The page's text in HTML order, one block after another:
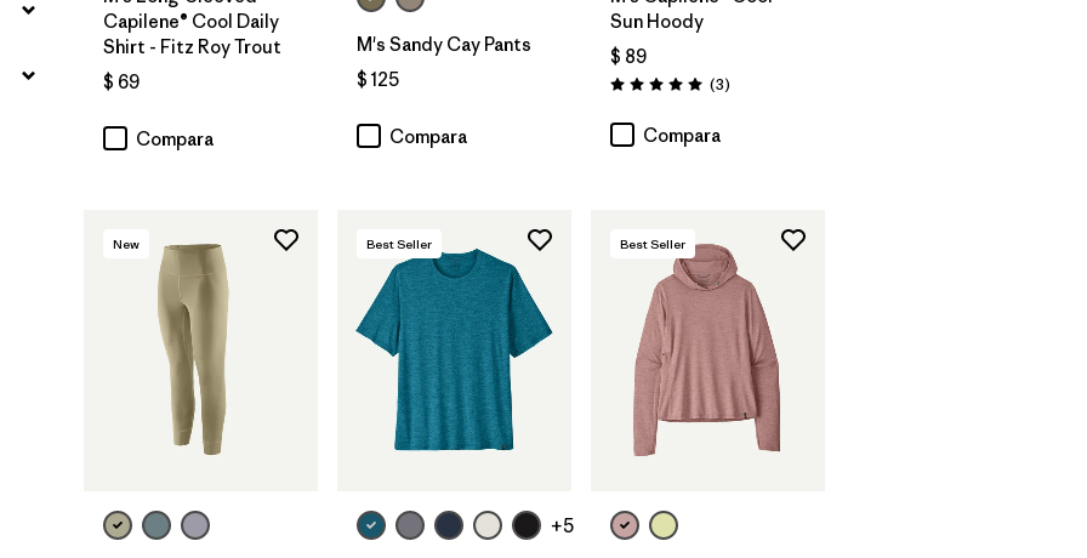
Capilene® Cool Daily
Shirt - Fitz Roy Trout
$ 69
Compara
M's Sandy Cay Pants
$ 125
Compara
Sun Hoody
$ 89
Valoración: 5.0 / 5
(3Comentarios
)
Compara
New Best Seller
+5
Best Seller